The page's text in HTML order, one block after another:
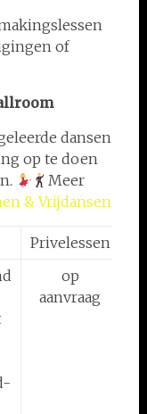
of
dansen
op te doen
Meer
& Vrijdansen
Privelessen
op
aanvraag